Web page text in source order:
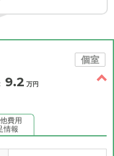
個室
9.2 万円
費用
情報